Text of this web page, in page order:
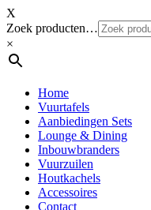
X
Zoek producten…
×
Home
Vuurtafels
Aanbiedingen Sets
Lounge & Dining
Inbouwbranders
Vuurzuilen
Houtkachels
Accessoires
Contact